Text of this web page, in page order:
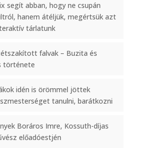
segít abban, hogy ne csupán
hanem átéljük, megértsük azt
tárlatunk
falvak – Buzita és
története
idén is örömmel jöttek
tanulni, barátkozni
Boráros Imre, Kossuth-díjas
előadóestjén